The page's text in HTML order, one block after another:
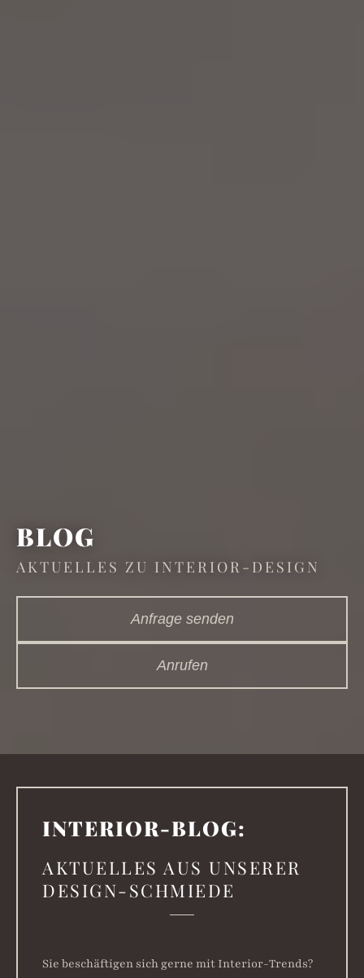
BLOG
AKTUELLES ZU INTERIOR-DESIGN
Anfrage senden
Anrufen
INTER­IOR-BLOG:
AKTUELLES AUS UNSERER
DESIGN-SCHMIEDE
Sie beschäftigen sich gerne mit Interior-Trends?